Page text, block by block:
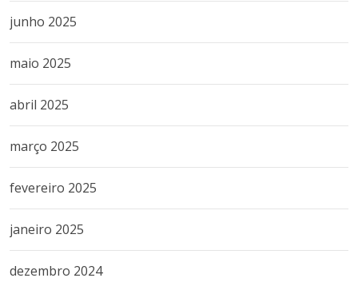
junho 2025
maio 2025
abril 2025
março 2025
fevereiro 2025
janeiro 2025
dezembro 2024